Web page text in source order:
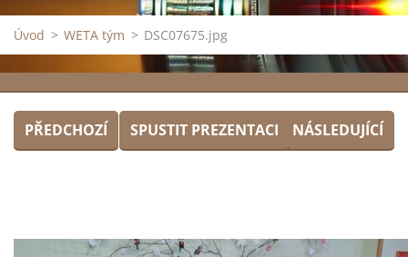
Úvod > WETA tým > DSC07675.jpg
PŘEDCHOZÍ SPUSTIT PREZENTACI NÁSLEDUJÍCÍ